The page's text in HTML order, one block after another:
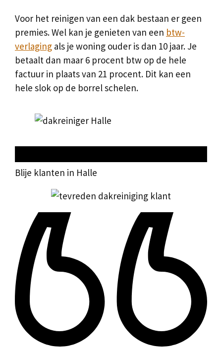
Voor het reinigen van een dak bestaan er geen
premies. Wel kan je genieten van een btw-
verlaging als je woning ouder is dan 10 jaar. Je
betaalt dan maar 6 procent btw op de hele
factuur in plaats van 21 procent. Dit kan een
hele slok op de borrel schelen.
Blije klanten in Halle